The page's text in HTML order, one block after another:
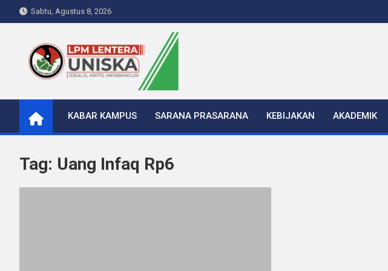
to
Sabtu, Agustus 8, 2026
LPM Lentera Uniska
Portal Berita Kampus
KABAR KAMPUS
SARANA PRASARANA KEBIJAKAN AKADEMIK
Tag: Uang Infaq Rp6